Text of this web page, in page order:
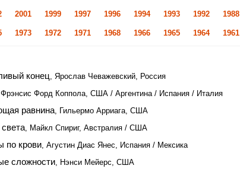
2001 1999 1997 1996 1994 1993 1992 1988
1973 1972 1971 1968 1966 1965 1964 1961
конец, Ярослав Чеважевский, Россия
Форд Коппола, США / Аргентина / Испания / Италия
равнина, Гильермо Арриага, США
, Майкл Спириг, Австралия / США
по крови, Агустин Диас Янес, Испания / Мексика
сложности, Нэнси Мейерс, США